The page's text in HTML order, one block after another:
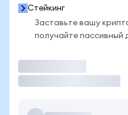
Стейкинг
Заставьте вашу
получайте пассивный